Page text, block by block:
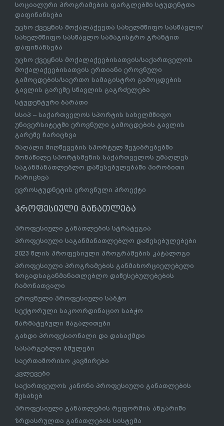
სოციალური პროგრამების ფარგლებში სტუდენტთა
დაფინანსება
უცხო ქვეყნის მოქალაქეეთა სახელმწიფო სასწავლო/
სახელმწიფო სასწავლო სამაგისტრო გრანტით
დაფინანსება
უცხო ქვეყნის მოქალაქეებისათვის/საქართველოს
მოქალაქეებისათვის ერთიანი ეროვნული
გამოცდების/საერთო სამაგისტრო გამოცდების
გავლის გარეშე სწავლის გაგრძელება
სტუდენტური ბარათი
სსიპ – საქართველოს სპორტის სახელმწიფო
უნივერსიტეტში ეროვნული გამოცდების გავლის
გარეშე ჩარიცხვა
მაღალი მიღწევების სპორტულ შეჯიბრებებში
მონაწილე სპორტსმენის საქართველოს უმაღლეს
საგანმანათლებლო დაწესებულებაში პირობითი
ჩარიცხვა
ევროსტუდნეტის ეროვნული პროექტი
პროფესიული განათლება
პროფესიული განათლების სტრატეგია
პროფესიული საგანმანათლებლო დაწესებულებები
2023 წლის პროფესიული პროგრამების კატალოგი
პროფესიული პროგრამების განმახორციელებელი
ზოგადსაგანმანათლებლო დაწესებულებების
ჩამონათვალი
ეროვნული პროფესიული საბჭო
სექტორული საკოორდინაციო საბჭო
წარმატებული მაგალითები
გახდი პროფესიონალი და დასაქმდი
სასარგებლო ბმულები
საერთაშორისო კავშირები
კვლევები
საქართველოს კანონი პროფესიული განათლების
შესახებ
პროფესიული განათლების რეფორმის ანგარიში
ზრდასრულთა განათლების სისტემა